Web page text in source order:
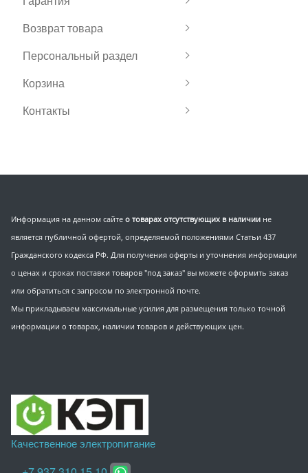
Возврат товара
Персональный раздел
Корзина
Контакты
Информация на данном сайте о товарах отсутствующих в наличии не
является публичной офертой, определяемой положениями Статьи 437
Гражданского кодекса РФ. Для получения оферты и уточнения информации
о ценах и сроках поставки товаров "под заказ" вы можете оформить заказ
или обратиться с запросом по электронной почте.
Мы прикладываем максимальные усилия для размещения только точной
информации о товарах, наличии товаров и действующих цен.
Качественное электропитание